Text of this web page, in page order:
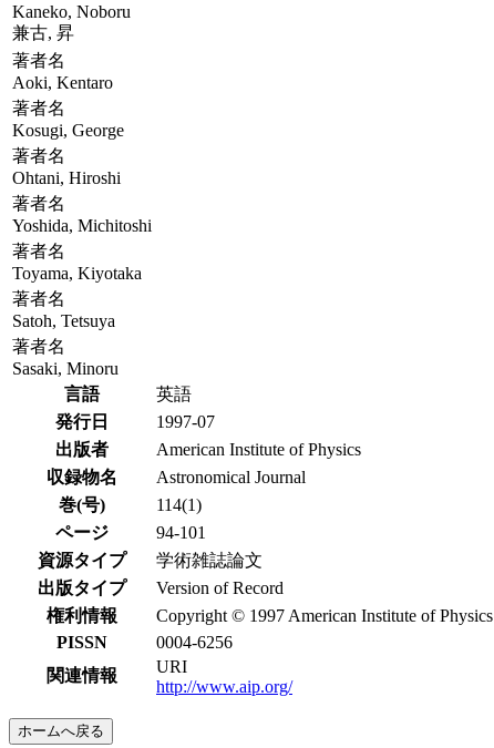
Kaneko, Noboru
兼古, 昇
著者名
Aoki, Kentaro
著者名
Kosugi, George
著者名
Ohtani, Hiroshi
著者名
Yoshida, Michitoshi
著者名
Toyama, Kiyotaka
著者名
Satoh, Tetsuya
著者名
Sasaki, Minoru
言語
英語
発行日
1997-07
出版者
American Institute of Physics
収録物名
Astronomical Journal
巻(号)
114(1)
ページ
94-101
資源タイプ
学術雑誌論文
出版タイプ
Version of Record
権利情報
Copyright © 1997 American Institute of Physics
PISSN
0004-6256
関連情報
URI
http://www.aip.org/
ホームへ戻る